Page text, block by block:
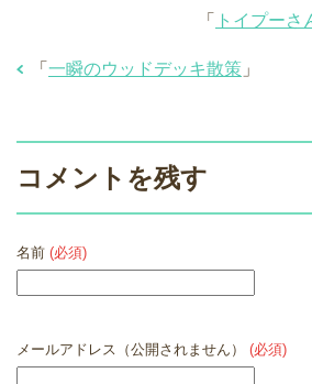
「 トイプーさ
「 一瞬のウッドデッキ散策 」
コメントを残す
名前 (必須)
メールアドレス（公開されません） (必須)